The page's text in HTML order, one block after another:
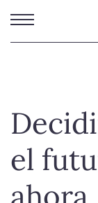
Pasar
contenido
el